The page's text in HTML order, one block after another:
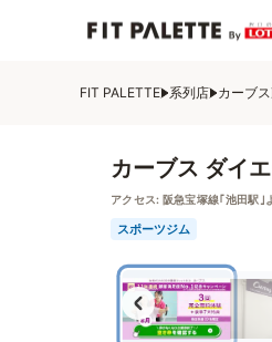
FIT PALETTE 系列店 カーブス
カーブス ダイ
アクセス: 阪急宝塚線｢池田駅｣
スポーツジム